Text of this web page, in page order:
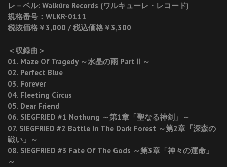
レ－ベル: Walküre Records (ワルキューレ・レコード)
規格番号：WLKR-0111
税抜価格￥3,000 / 税込価格￥3,300
＜収録曲＞
01. Maze Of Tragedy ～水晶の雨 PartⅡ～
02. Perfect Blue
03. Forever
04. Fleeting Circus
05. Dear Friend
06. SIEGFRIED #1 Nothung ～第1章「聖なる神剣」～
07. SIEGFRIED #2 Battle In The Dark Forest ～第2章「深森の
戦い」～
08. SIEGFRIED #3 Fate Of The Gods ～第3章「神々の運命」
～